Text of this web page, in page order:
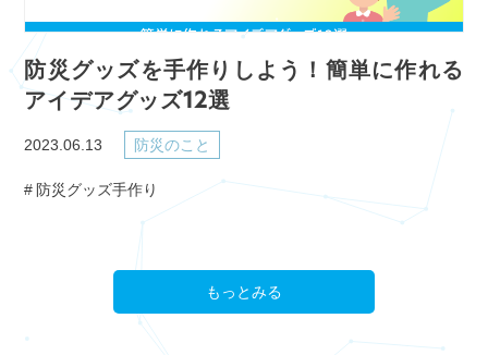
防災グッズを手作りしよう！簡単に作れる
アイデアグッズ12選
2023.06.13 防災のこと
防災グッズ手作り
もっとみる